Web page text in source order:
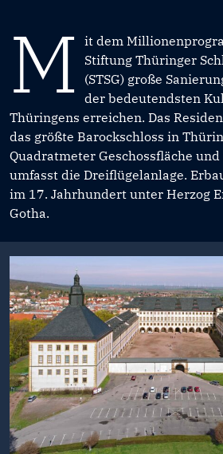
M it dem
Stiftung Thüringer
(STSG) große
der bedeutendsten
Thüringens erreichen. Das
das größte Barockschloss in
Quadratmeter Geschossfläche
umfasst die Dreiflügelanlage.
im 17. Jahrhundert unter Herzog
Gotha.